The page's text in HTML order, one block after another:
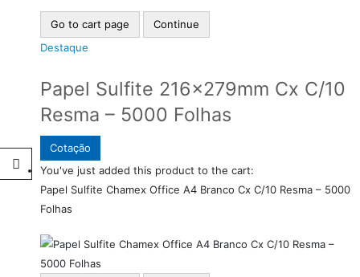
Go to cart page
Continue
Destaque
Papel Sulfite 216x279mm Cx C/10
Resma – 5000 Folhas
Cotação
You've just added this product to the cart:
Papel Sulfite Chamex Office A4 Branco Cx C/10 Resma – 5000
Folhas